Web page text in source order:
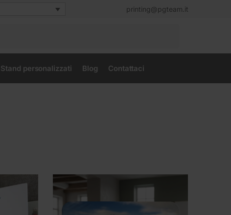
printing@pgteam.it
Stand personalizzati Blog Contattaci